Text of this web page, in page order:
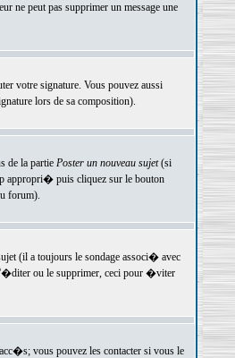
ne peut pas supprimer un message une
votre signature. Vous pouvez aussi
lors de sa composition).
de la partie Poster un nouveau sujet(si
appropri� puis cliquez sur le bouton
forum).
(il a toujours le sondage associ� avec
ou le supprimer, ceci pour �viter
vous pouvez les contacter si vous le